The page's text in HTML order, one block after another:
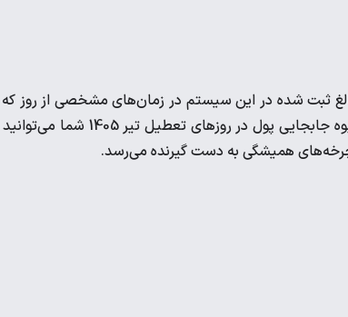
ثبت شده در این سیستم در زمان‌های مشخصی از روز که
آن‌ها چرخه‌های پایا می‌گویند، به حساب مقصد واریز می‌شود. به عنوان یک شیوه جابجایی پول در روز‌های تعطیل
چرخه‌های همیشگی به دست گیرنده می‌رسد.